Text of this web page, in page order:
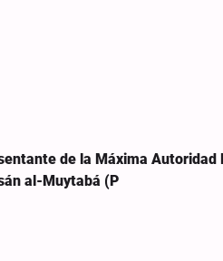
de la Máxima
al-Muytabá (P